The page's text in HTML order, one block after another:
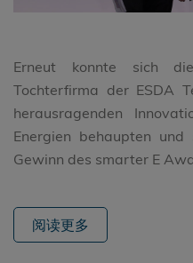
Erneut konnte sich
Tochterfirma der ESDA
herausragenden
Energien behaupten
Gewinn des smarter E
阅读更多